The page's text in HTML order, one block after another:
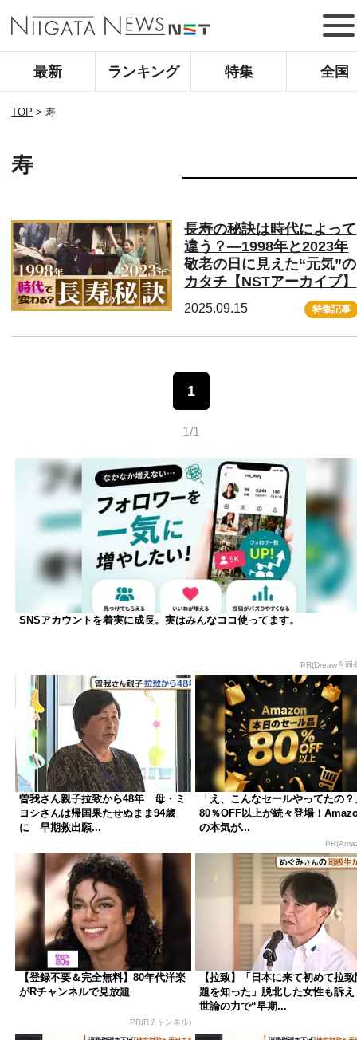
最新 ランキング 特集 全国
TOP >寿
寿
長寿の秘訣は時代によって
違う？―1998年と2023年
敬老の日に見えた“元気”の
カタチ【NSTアーカイブ】
2025.09.15 特集記事
1
1/1
SNSアカウントを着実に成長。実はみんなココ使ってます。
PR(Dreaw合同
曽我さん親子拉致から48年 母・ミ
ヨシさんは帰国果たせぬまま94歳
に 早期救出願...
「え、こんなセールやってたの？
80％OFF以上が続々登場！
の本気が...
【登録不要＆完全無料】80年代洋楽
がRチャンネルで見放題
PR(Rチャンネル)
【拉致】「日本に来て初めて拉致
題を知った」脱北した女性も訴
世論の力で“早期...